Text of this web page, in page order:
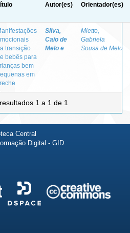
Autor(es) Orientador(es)
transição
bebês para
bem
em
Silva,
Caio de
Melo e
Mietto,
Gabriela
Sousa de Melo
1 a 1 de 1
Central
Digital - GID